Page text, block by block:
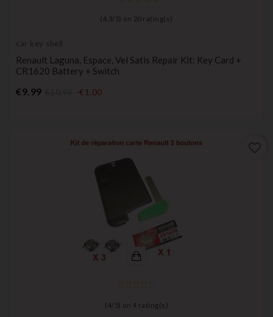
( 4,3/ 5) on 20rating(s)
car key shell
Renault Laguna, Espace, Vel Satis Repair Kit: Key Card +
CR1620 Battery + Switch
€9.99 -€1.00Price
( 4/ 5) on 4 rating(s)